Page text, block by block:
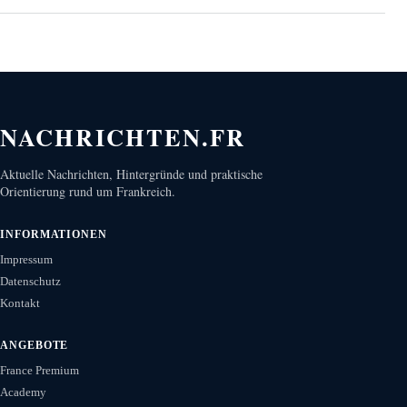
NACHRICHTEN.FR
Aktuelle Nachrichten, Hintergründe und praktische
Orientierung rund um Frankreich.
INFORMATIONEN
Impressum
Datenschutz
Kontakt
ANGEBOTE
France Premium
Academy